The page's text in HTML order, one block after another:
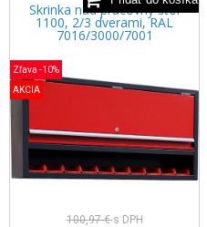
Skrinka nad pracovný stôl
1100, 2/3 dverami, RAL
7016/3000/7001
Zľava -10%
AKCIA
100,97 €s DPH